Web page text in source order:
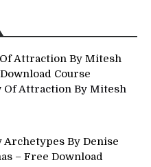
Attraction By Mitesh
Course
Of Attraction By Mitesh
Archetypes By Denise
– Free Download